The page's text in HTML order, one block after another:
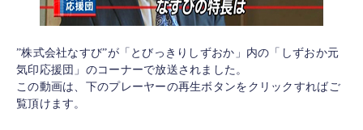
”株式会社なすび”が「とびっきりしずおか」内の「しずおか元
気印応援団」のコーナーで放送されました。
この動画は、下のプレーヤーの再生ボタンをクリックすればご
覧頂けます。